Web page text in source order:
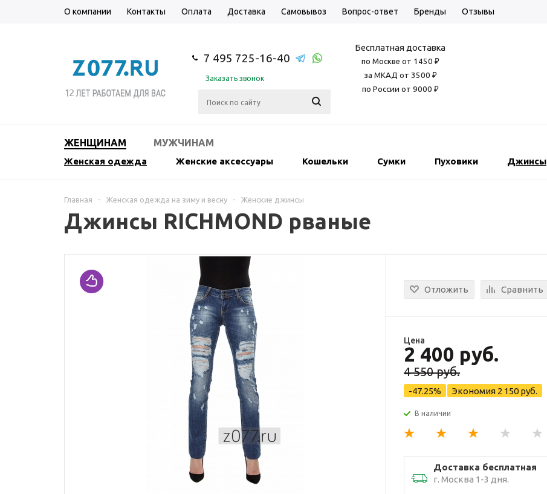
О компании Контакты Оплата Доставка Самовывоз Вопрос-ответ Бренды Отзывы
7 495 725-16-40
Заказать звонок
Бесплатная доставка
по Москве от 1450 ₽
за МКАД от 3500 ₽
по России от 9000 ₽
ЖЕНЩИНАМ МУЖЧИНАМ
Женская одежда Женские аксессуары Кошельки Сумки Пуховики Джинсы
Главная - Женская одежда на зиму и весну - Женские джинсы
Джинсы RICHMOND рваные
Отложить Сравнить
Цена
2 400 руб.
4 550 руб.
-47.25% Экономия 2 150 руб.
В наличии
Доставка бесплатная
г. Москва 1-3 дня.